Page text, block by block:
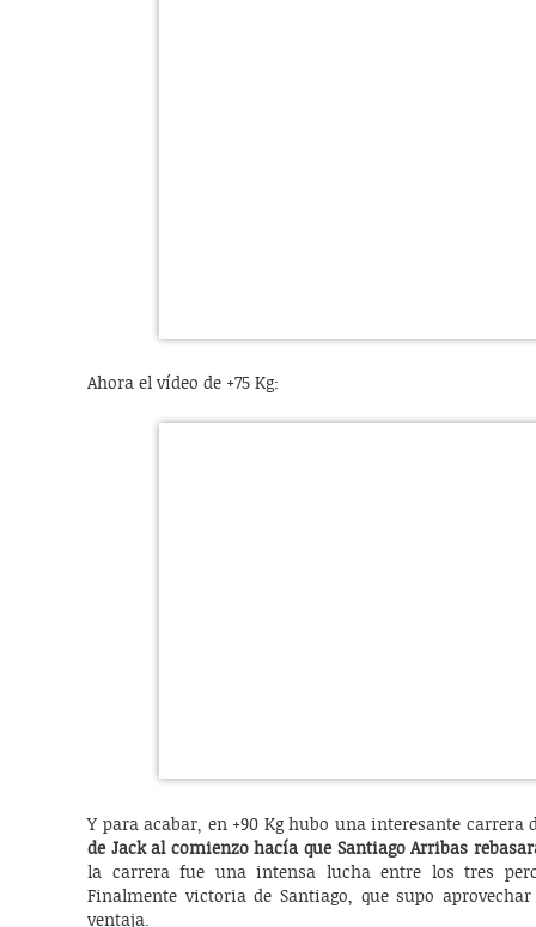
Ahora el vídeo de +75 Kg:
Y para acabar, en +90 Kg hubo una interesante
de Jack al comienzo hacía que Santiago Arribas
la carrera fue una intensa lucha entre los tres
Finalmente victoria de Santiago, que supo
ventaja.